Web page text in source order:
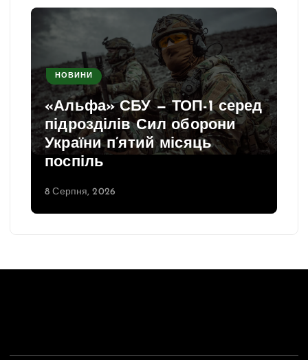
НОВИНИ
«Альфа» СБУ — ТОП-1 серед
підрозділів Сил оборони
України п’ятий місяць
поспіль
8 Серпня, 2026